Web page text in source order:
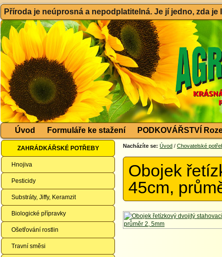
Příroda je neúprosná a nepodplatitelná. Je jí jedno, zda
Úvod Formuláře ke stažení PODKOVÁŘSTVÍ
ZAHRÁDKÁŘSKÉ POTŘEBY
Hnojiva
Pesticidy
Substráty, Jiffy, Keramzit
Biologické přípravky
Ošetřování rostlin
Travní směsi
Nacházíte se: Úvod / Chovatelské
Obojek
45cm,